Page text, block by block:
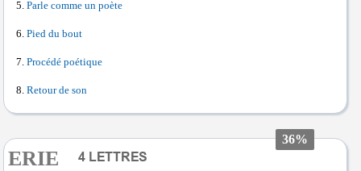
Parle comme un poète
Pied du bout
Procédé poétique
Retour de son
36%
ERIE